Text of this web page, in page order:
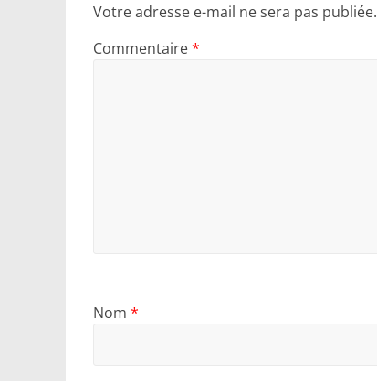
Votre adresse e-mail ne sera pas publiée.
Commentaire*
Nom *